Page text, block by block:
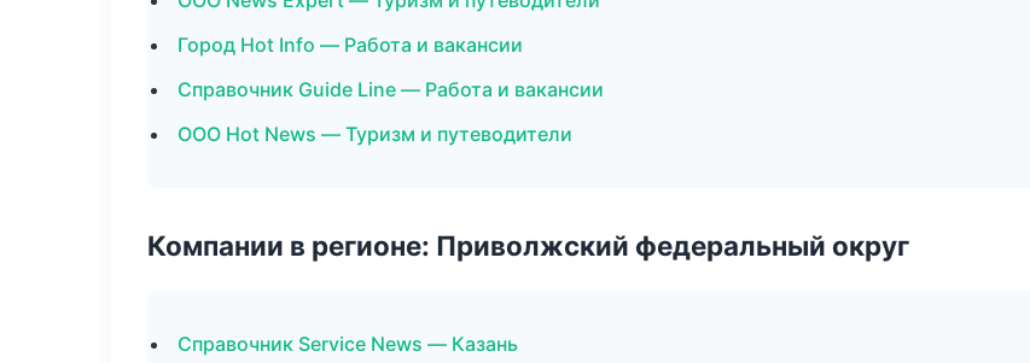
Город Hot Info — Работа и вакансии
Справочник Guide Line — Работа и вакансии
ООО Hot News — Туризм и путеводители
Компании в регионе: Приволжский федеральный округ
Справочник Service News — Казань